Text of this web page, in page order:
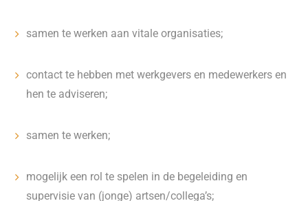
samen te werken aan vitale organisaties;
contact te hebben met werkgevers en medewerkers en
hen te adviseren;
samen te werken;
mogelijk een rol te spelen in de begeleiding en
supervisie van (jonge) artsen/collega’s;